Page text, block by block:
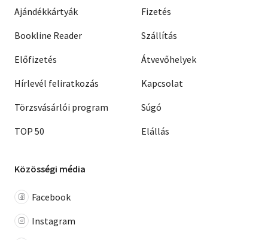
Ajándékkártyák
Bookline Reader
Előfizetés
Hírlevél feliratkozás
Törzsvásárlói program
TOP 50
Fizetés
Szállítás
Átvevőhelyek
Kapcsolat
Súgó
Elállás
Közösségi média
Facebook
Instagram